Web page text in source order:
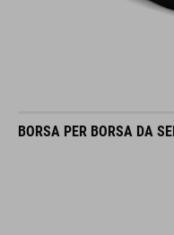
BORSA PER BORSA DA